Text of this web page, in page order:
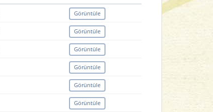
Görüntüle
Görüntüle
Görüntüle
Görüntüle
Görüntüle
Görüntüle